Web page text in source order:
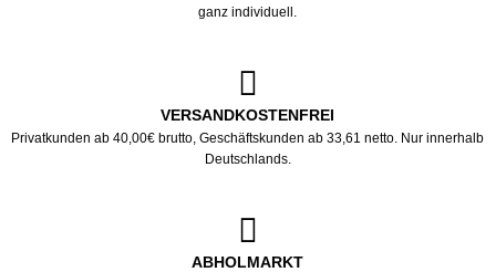
ganz individuell.
VERSANDKOSTENFREI
Privatkunden ab 40,00€ brutto, Geschäftskunden ab 33,61 netto. Nur innerhalb
Deutschlands.
ABHOLMARKT